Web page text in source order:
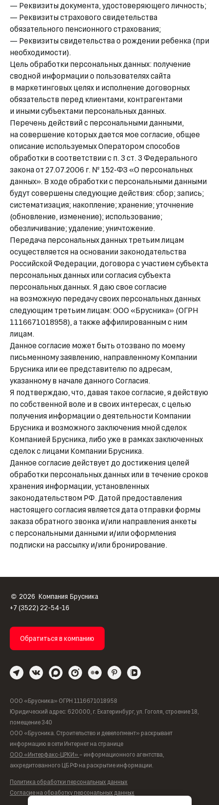
— Реквизиты документа, удостоверяющего личность;
— Реквизиты страхового свидетельства
обязательного пенсионного страхования;
— Реквизиты свидетельства о рождении ребенка (при
необходимости).
Цель обработки персональных данных: получение
сводной информации о пользователях сайта
в маркетинговых целях и исполнение договорных
обязательств перед клиентами, контрагентами
и иными субъектами персональных данных.
Перечень действий с персональными данными,
на совершение которых дается мое согласие, общее
описание используемых Оператором способов
обработки в соответствии с п. 3 ст. 3 Федерального
закона от 27.07.2006 г. № 152-ФЗ «О персональных
данных». В ходе обработки с персональными данными
будут совершены следующие действия: сбор; запись;
систематизация; накопление; хранение; уточнение
(обновление, изменение); использование;
обезличивание; удаление; уничтожение.
Передача персональных данных третьим лицам
осуществляется на основании законодательства
Российской Федерации, договора с участием субъекта
персональных данных или согласия субъекта
персональных данных. Я даю свое согласие
на возможную передачу своих персональных данных
следующим третьим лицам: ООО «Брусника» (ОГРН
1116671018958), а также аффилированным с ним
лицам.
Данное согласие может быть отозвано по моему
письменному заявлению, направленному Компании
Брусника или ее представителю по адресам,
указанному в начале данного Согласия.
Я подтверждаю, что, давая такое согласие, я действую
по собственной воле и в своих интересах, с целью
получения информации о деятельности Компании
Брусника и возможного заключения мной сделок
Компанией Брусника, либо уже в рамках заключенных
сделок с лицами Компании Брусника.
Данное согласие действует до достижения целей
обработки персональных данных или в течение сроков
хранения информации, установленных
законодательством РФ. Датой предоставления
настоящего согласия является дата отправки формы
заказа обратного звонка и/или направления анкеты
с персональными данными и/или оформления
подписки на рассылку и/или бронирование.
© 2026 Компания Брусника
+7 (3522) 22-54-16
Обратиться в компанию
ООО «Брусника» ОГРН 1116671018958
Юридический адрес: 620000, г. Екатеринбург, ул. Гоголя, строение 18,
помещение 340
ООО «Брусника. Строительство и девелопмент» раскрывает
информацию в сети Интернет на странице
ООО «Интерфакс-ЦРКИ» – информационного агентства,
аккредитованного ЦБ РФ на раскрытие информации.
Политика обработки персональных данных
Согласие на обработку персональных данных